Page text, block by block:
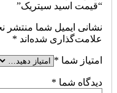
“قیمت اسید سیتریک”
نشانی ایمیل شما منتشر
علامت‌گذاری شده‌اند *
امتیاز شما *
دیدگاه شما *